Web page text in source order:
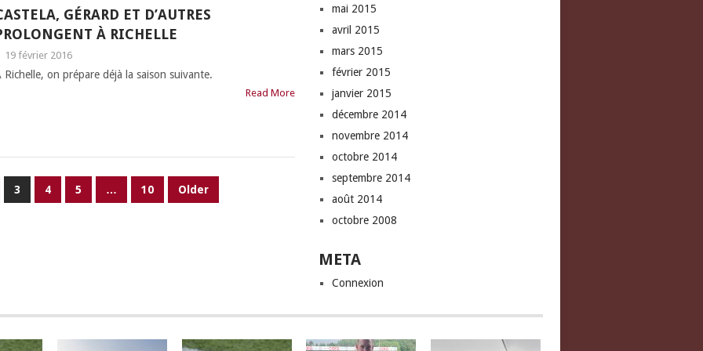
GÉRARD ET D’AUTRES
À RICHELLE
19 février 2016
Richelle, on prépare déjà la saison suivante.
Read More
3 4 5 … 10 Older
mai 2015
avril 2015
mars 2015
février 2015
janvier 2015
décembre 2014
novembre 2014
octobre 2014
septembre 2014
août 2014
octobre 2008
META
Connexion